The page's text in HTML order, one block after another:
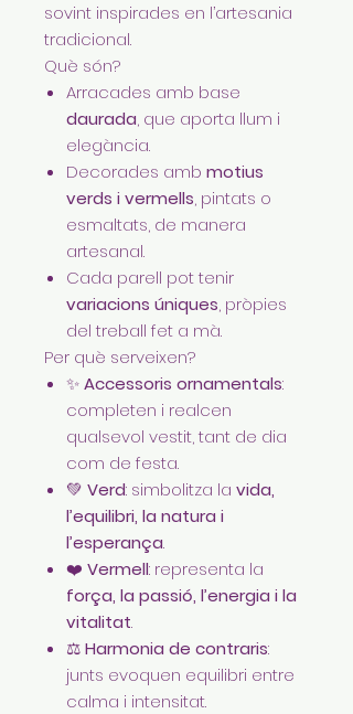
sovint inspirades en l’artesania
tradicional.
Què són?
Arracades amb base
daurada, que aporta llum i
elegància.
Decorades amb motius
verds i vermells, pintats o
esmaltats, de manera
artesanal.
Cada parell pot tenir
variacions úniques, pròpies
del treball fet a mà.
Per què serveixen?
✨Accessoris ornamentals:
completen i realcen
qualsevol vestit, tant de dia
com de festa.
💚 Verd: simbolitza la vida,
l’equilibri, la natura i
l’esperança.
❤️ Vermell: representa la
força, la passió, l’energia i la
vitalitat.
⚖️Harmonia de contraris:
junts evoquen equilibri entre
calma i intensitat.